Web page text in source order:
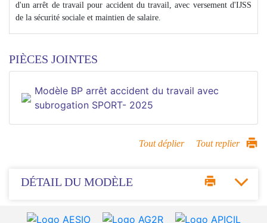
d'un arrêt de travail pour accident du travail, avec versement d'IJSS
de la sécurité sociale et maintien de salaire.
PIÈCES JOINTES
Modèle BP arrêt accident du travail avec
subrogation SPORT- 2025
Tout déplier Tout replier
DÉTAIL DU MODÈLE